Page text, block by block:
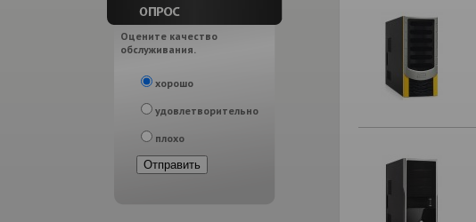
Оцените качество
обслуживания.
хорошо
удовлетворительно
плохо